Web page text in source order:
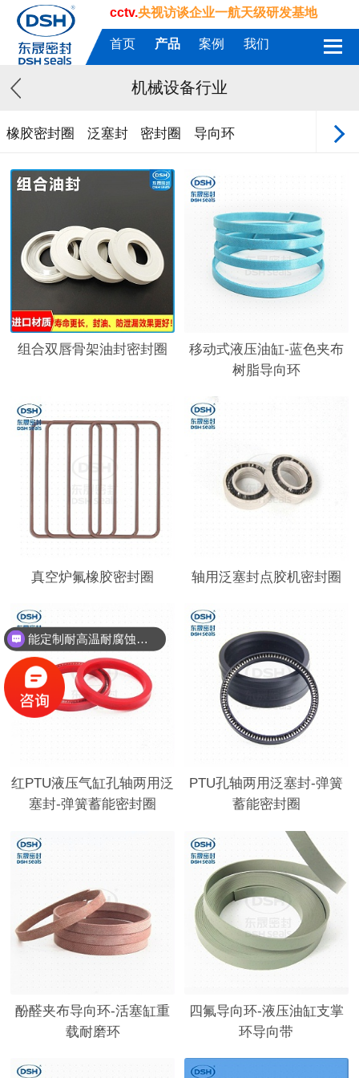
cctv.央视访谈企业一航天级研发基地
首页 产品 案例 我们
机械设备行业
橡胶密封圈 泛塞封 密封圈 导向环
组合双唇骨架油封密封圈
移动式液压油缸-蓝色夹布
树脂导向环
真空炉氟橡胶密封圈 轴用泛塞封点胶机密封圈
红PTU液压气缸孔轴两用泛
塞封-弹簧蓄能密封圈
PTU孔轴两用泛塞封-弹簧
蓄能密封圈
酚醛夹布导向环-活塞缸重
载耐磨环
四氟导向环-液压油缸支掌
环导向带
能定制耐高温耐腐蚀密封件吗？